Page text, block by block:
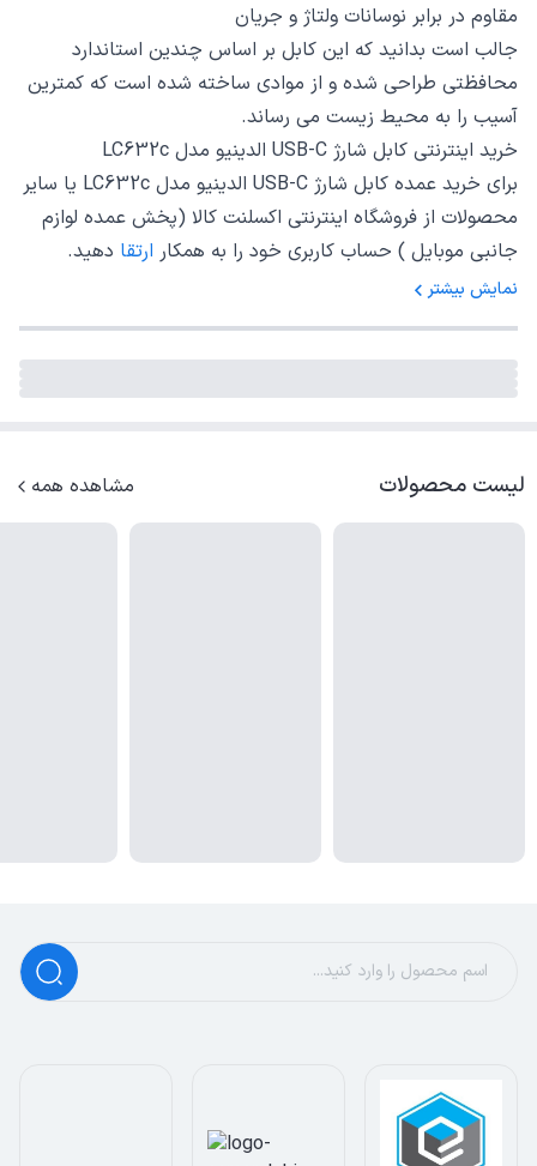
مقاوم در برابر نوسانات ولتاژ و جریان
جالب است بدانید که این کابل بر اساس چندین استاندارد
محافظتی طراحی شده و از موادی ساخته شده است که کمترین
آسیب را به محیط زیست می رساند.
خرید اینترنتی کابل شارژ USB-C الدینیو مدل LC632c
برای خرید عمده کابل شارژ USB-C الدینیو مدل LC632c یا سایر
محصولات از فروشگاه اینترنتی اکسلنت کالا (پخش عمده لوازم
جانبی موبایل ) حساب کاربری خود را به همکار ارتقا دهید.
نمایش بیشتر
لیست محصولات مشاهده همه